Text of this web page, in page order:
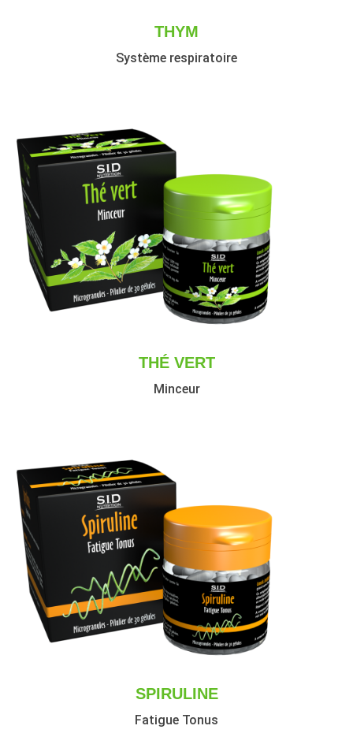
THYM
Système respiratoire
THÉ VERT
Minceur
SPIRULINE
Fatigue Tonus